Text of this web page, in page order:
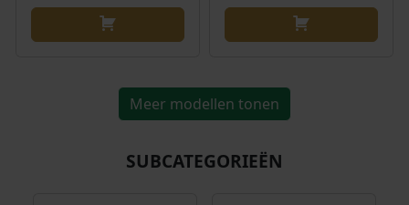
Meer modellen tonen
SUBCATEGORIEËN